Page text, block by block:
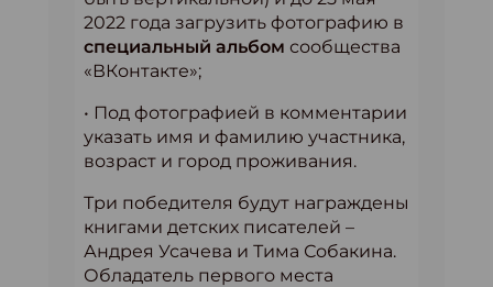
2022 года загрузить фотографию в
специальный альбом сообщества
«ВКонтакте»;
• Под фотографией в комментарии
указать имя и фамилию участника,
возраст и город проживания.
Три победителя будут награждены
книгами детских писателей –
Андрея Усачева и Тима Собакина.
Обладатель первого места